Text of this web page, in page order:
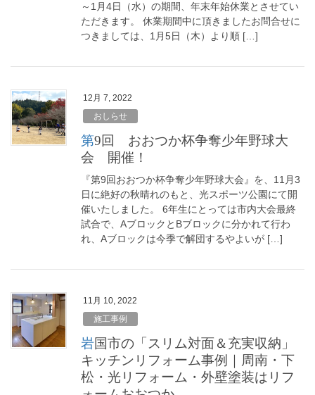
～1月4日（水）の期間、年末年始休業とさせてい
ただきます。 休業期間中に頂きましたお問合せに
つきましては、1月5日（木）より順 […]
12月 7, 2022
おしらせ
第9回 おおつか杯争奪少年野球大
会 開催！
『第9回おおつか杯争奪少年野球大会』を、11月3
日に絶好の秋晴れのもと、光スポーツ公園にて開
催いたしました。 6年生にとっては市内大会最終
試合で、AブロックとBブロックに分かれて行わ
れ、Aブロックは今季で解団するやよいが […]
11月 10, 2022
施工事例
岩国市の「スリム対面＆充実収納」
キッチンリフォーム事例｜周南・下
松・光リフォーム・外壁塗装はリフ